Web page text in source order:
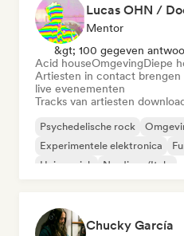
Lucas OHN /
Mentor
&gt; 100 gegeven
Acid houseOmgevingDiepe
Artiesten in contact
live evenementen
Tracks van artiesten
Psychedelische rock
Experimentele elektronica
Huismuziek
Nu-disco/Italo
Chucky García